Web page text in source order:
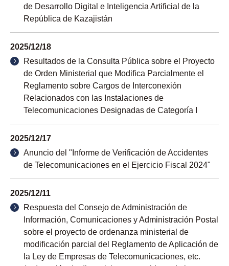
de Desarrollo Digital e Inteligencia Artificial de la
República de Kazajistán
2025/12/18
Resultados de la Consulta Pública sobre el Proyecto
de Orden Ministerial que Modifica Parcialmente el
Reglamento sobre Cargos de Interconexión
Relacionados con las Instalaciones de
Telecomunicaciones Designadas de Categoría I
2025/12/17
Anuncio del "Informe de Verificación de Accidentes
de Telecomunicaciones en el Ejercicio Fiscal 2024"
2025/12/11
Respuesta del Consejo de Administración de
Información, Comunicaciones y Administración Postal
sobre el proyecto de ordenanza ministerial de
modificación parcial del Reglamento de Aplicación de
la Ley de Empresas de Telecomunicaciones, etc.